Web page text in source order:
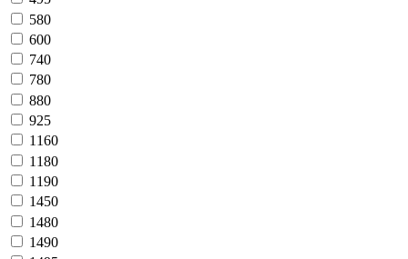
580
600
740
780
880
925
1160
1180
1190
1450
1480
1490